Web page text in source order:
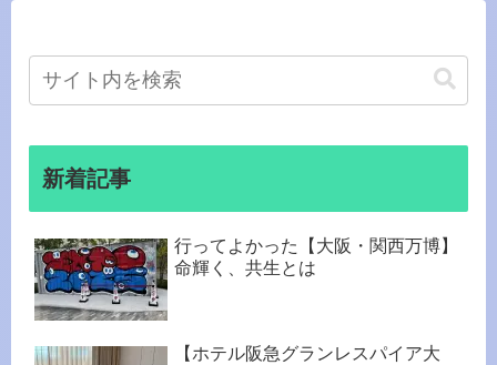
新着記事
行ってよかった【大阪・関西万博】
命輝く、共生とは
【ホテル阪急グランレスパイア大